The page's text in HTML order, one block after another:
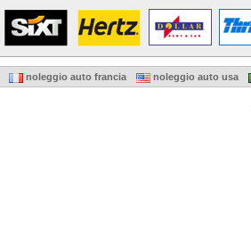
noleggio auto francia noleggio auto usa